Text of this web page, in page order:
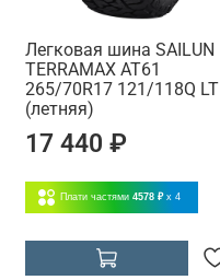
Легковая шина SAILUN
TERRAMAX AT61
265/70R17 121/118Q LT
(летняя)
17 440 ₽
Плати частями 4578 ₽ x 4